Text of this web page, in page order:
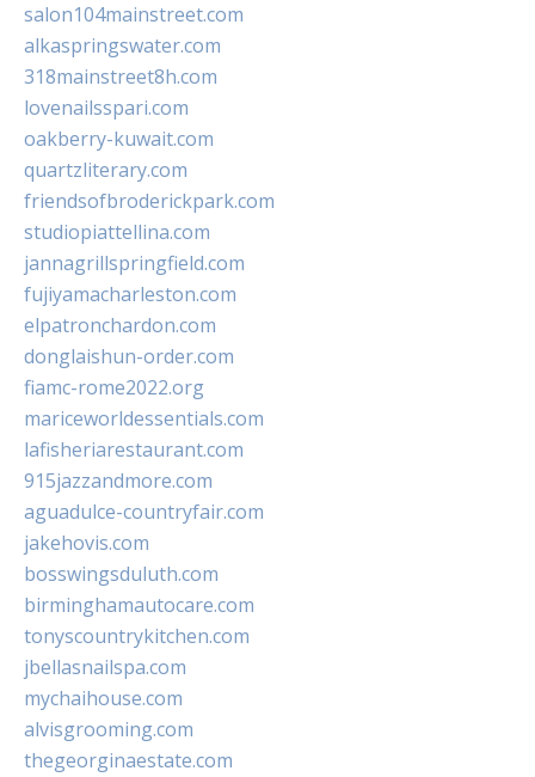
salon104mainstreet.com
alkaspringswater.com
318mainstreet8h.com
lovenailsspari.com
oakberry-kuwait.com
quartzliterary.com
friendsofbroderickpark.com
studiopiattellina.com
jannagrillspringfield.com
fujiyamacharleston.com
elpatronchardon.com
donglaishun-order.com
fiamc-rome2022.org
mariceworldessentials.com
lafisheriarestaurant.com
915jazzandmore.com
aguadulce-countryfair.com
jakehovis.com
bosswingsduluth.com
birminghamautocare.com
tonyscountrykitchen.com
jbellasnailspa.com
mychaihouse.com
alvisgrooming.com
thegeorginaestate.com